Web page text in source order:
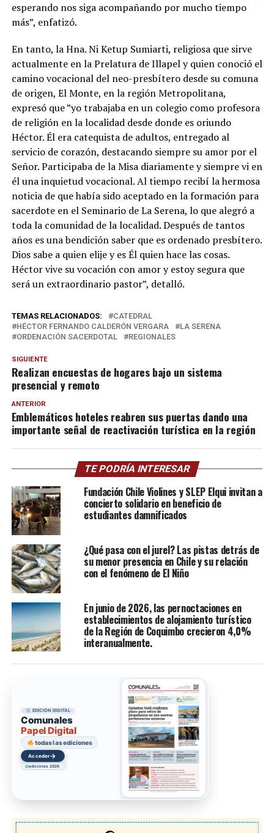
esperando nos siga acompañando por mucho tiempo
más”, enfatizó.
En tanto, la Hna. Ni Ketup Sumiarti, religiosa que sirve
actualmente en la Prelatura de Illapel y quien conoció el
camino vocacional del neo-presbítero desde su comuna
de origen, El Monte, en la región Metropolitana,
expresó que ”yo trabajaba en un colegio como profesora
de religión en la localidad desde donde es oriundo
Héctor. Él era catequista de adultos, entregado al
servicio de corazón, destacando siempre su amor por el
Señor. Participaba de la Misa diariamente y siempre vi en
él una inquietud vocacional. Al tiempo recibí la hermosa
noticia de que había sido aceptado en la formación para
sacerdote en el Seminario de La Serena, lo que alegró a
toda la comunidad de la localidad. Después de tantos
años es una bendición saber que es ordenado presbítero.
Dios sabe a quien elije y es Él quien hace las cosas.
Héctor vive su vocación con amor y estoy segura que
será un extraordinario pastor”, detalló.
TEMAS RELACIONADOS:
CATEDRAL
HÉCTOR FERNANDO CALDERÓN VERGARA
LA SERENA
ORDENACIÓN SACERDOTAL
REGIONALES
SIGUIENTE
Realizan encuestas de hogares bajo un sistema
presencial y remoto
ANTERIOR
Emblemáticos hoteles reabren sus puertas dando una
importante señal de reactivación turística en la región
TE PODRÍA INTERESAR
Fundación Chile Violines y SLEP Elqui invitan a
concierto solidario en beneficio de
estudiantes damnificados
¿Qué pasa con el jurel? Las pistas detrás de
su menor presencia en Chile y su relación
con el fenómeno de El Niño
En junio de 2026, las pernoctaciones en
establecimientos de alojamiento turístico
de la Región de Coquimbo crecieron 4,0%
interanualmente.
EDICIÓN DIGITAL
Comunales
Papel Digital
todas las ediciones
Acceder→
ediciones 2026